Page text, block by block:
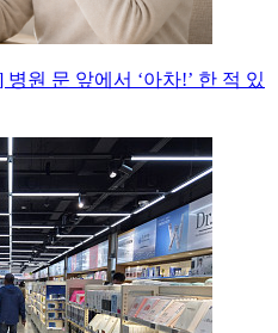
원 문 앞에서 ‘아차!’ 한 적 있